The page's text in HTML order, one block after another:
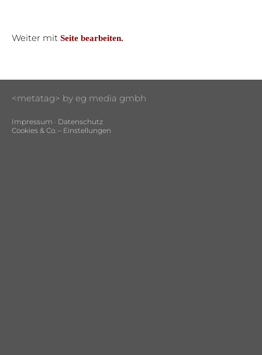
Weiter mit Seite bearbeiten.
<metatag> by eg media gmbh
Impressum · Datenschutz
Cookies & Co. – Einstellungen